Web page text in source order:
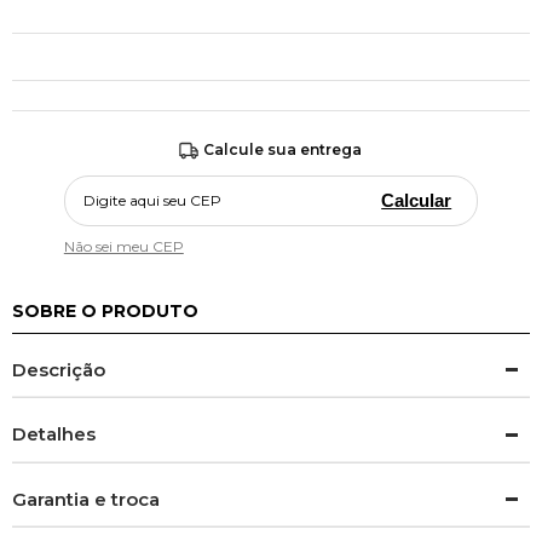
Calcule sua entrega
Calcular
Não sei meu CEP
SOBRE O PRODUTO
Descrição
Detalhes
Garantia e troca